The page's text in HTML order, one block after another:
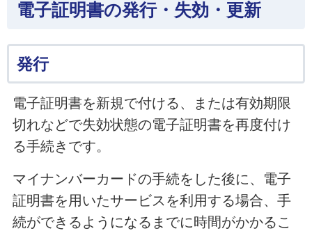
電子証明書の発行・失効・更新
発行
電子証明書を新規で付ける、または有効期限
切れなどで失効状態の電子証明書を再度付け
る手続きです。
マイナンバーカードの手続をした後に、電子
証明書を用いたサービスを利用する場合、手
続ができるようになるまでに時間がかかるこ